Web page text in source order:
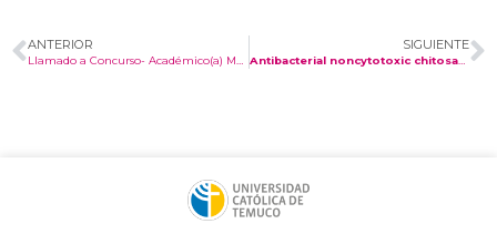
ANTERIOR SIGUIENTE
Antibacterial noncytotoxic chitosan coatings on polytetrafluoroethylene films by plasma grafting for medical device applications. (2022).